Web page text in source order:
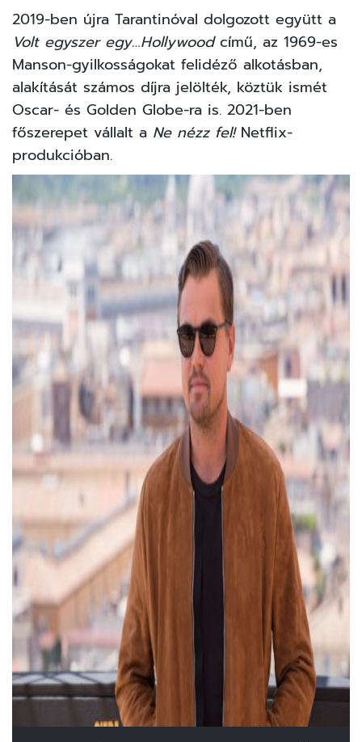
2019-ben újra Tarantinóval dolgozott együtt a
Volt egyszer egy…Hollywoodcímű, az 1969-es
Manson-gyilkosságokat felidéző alkotásban,
alakítását számos díjra jelölték, köztük ismét
Oscar- és Golden Globe-ra is. 2021-ben
főszerepet vállalt a Ne nézz fel!Netflix-
produkcióban.